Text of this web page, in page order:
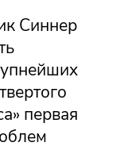
Синнер
первая